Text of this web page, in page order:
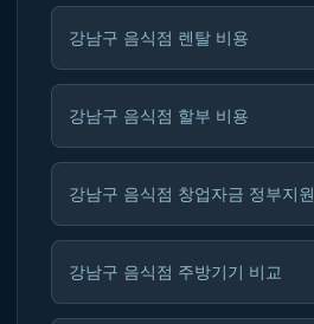
강남구 음식점 렌탈 비용
강남구 음식점 할부 비용
강남구 음식점 창업자금 정부지원
강남구 음식점 주방기기 비교